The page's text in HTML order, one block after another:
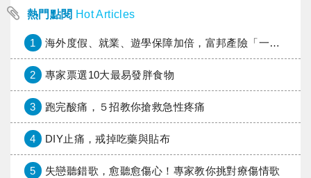
熱門點閱 Hot Articles
1 海外度假、就業、遊學保障加倍，富邦產險「一期逐夢」專案加碼遠距醫療與緊急救援
2 專家票選10大最易發胖食物
3 跑完酸痛，５招教你搶救急性疼痛
4 DIY止痛，戒掉吃藥與貼布
5 失戀聽錯歌，愈聽愈傷心！專家教你挑對療傷情歌